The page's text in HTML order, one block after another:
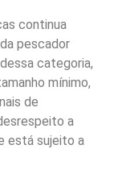
continua
pescador
categoria,
mínimo,
de
a
está sujeito a